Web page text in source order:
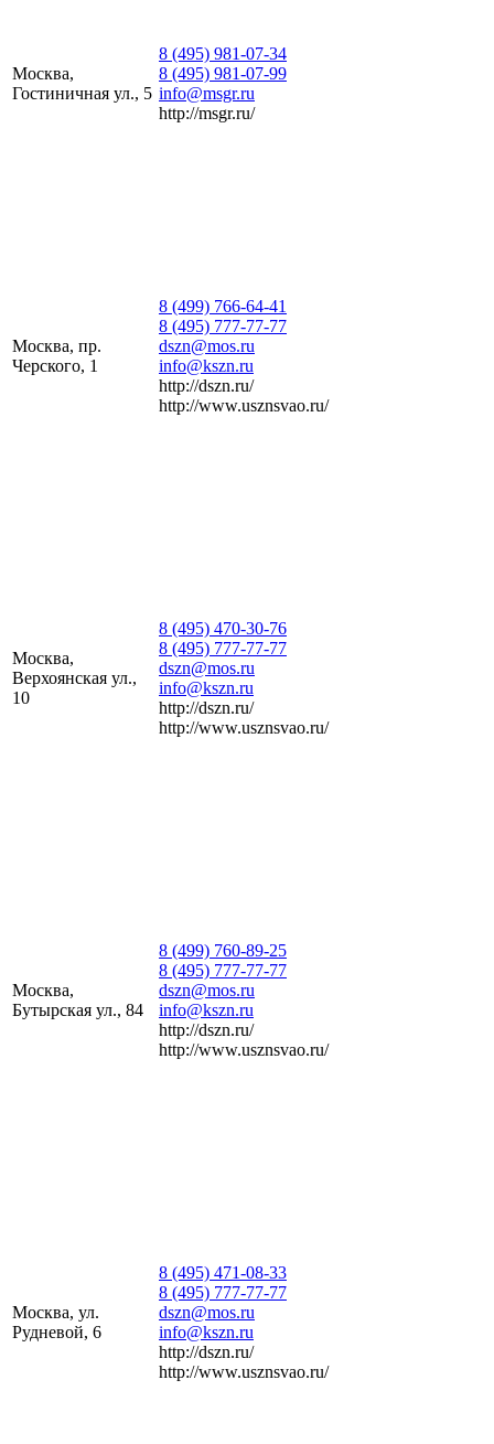
Москва,
Гостиничная ул., 5
8 (495) 981-07-34
8 (495) 981-07-99
info@msgr.ru
http://msgr.ru/
Москва, пр.
Черского, 1
8 (499) 766-64-41
8 (495) 777-77-77
dszn@mos.ru
info@kszn.ru
http://dszn.ru/
http://www.usznsvao.ru/
Москва,
Верхоянская ул.,
10
8 (495) 470-30-76
8 (495) 777-77-77
dszn@mos.ru
info@kszn.ru
http://dszn.ru/
http://www.usznsvao.ru/
Москва,
Бутырская ул., 84
8 (499) 760-89-25
8 (495) 777-77-77
dszn@mos.ru
info@kszn.ru
http://dszn.ru/
http://www.usznsvao.ru/
Москва, ул.
Рудневой, 6
8 (495) 471-08-33
8 (495) 777-77-77
dszn@mos.ru
info@kszn.ru
http://dszn.ru/
http://www.usznsvao.ru/